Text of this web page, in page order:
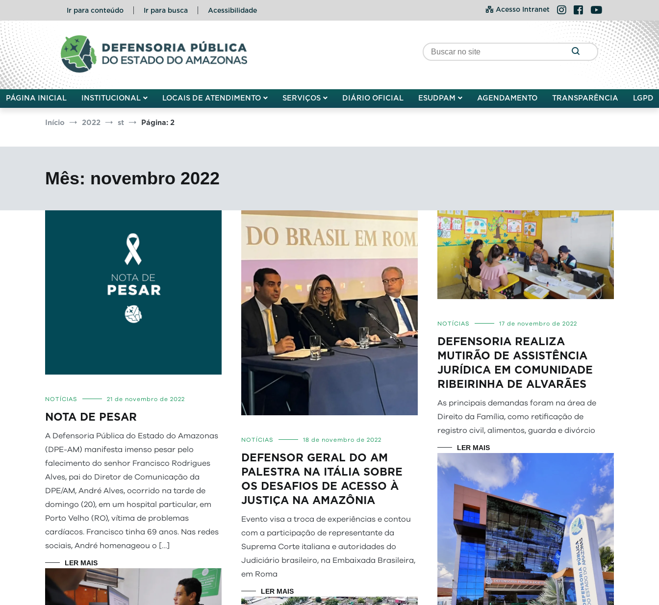
o
conteúdo
Ir para conteúdo Ir para busca Acessibilidade Acesso Intranet Instagram
FacebookYouTube
Defensoria Pública do Estado do Amazonas
PÁGINA INICIAL INSTITUCIONAL LOCAIS DE ATENDIMENTO SERVIÇOS DIÁRIO OFICIAL ESUDPAM AGENDAMENTO TRANSPARÊNCIA LGPD
Início 2022 st Página: 2
Mês: novembro 2022
NOTÍCIAS 21 de novembro de 2022
NOTA DE PESAR
A Defensoria Pública do Estado do Amazonas
(DPE-AM) manifesta imenso pesar pelo
falecimento do senhor Francisco Rodrigues
Alves, pai do Diretor de Comunicação da
DPE/AM, André Alves, ocorrido na tarde de
domingo (20), em um hospital particular, em
Porto Velho (RO), vítima de problemas
cardíacos. Francisco tinha 69 anos. Nas redes
sociais, André homenageou o […]
LER MAIS
NOTÍCIAS 18 de novembro de 2022
DEFENSOR GERAL DO AM
PALESTRA NA ITÁLIA SOBRE
OS DESAFIOS DE ACESSO À
JUSTIÇA NA AMAZÔNIA
Evento visa a troca de experiências e contou
com a participação de representante da
Suprema Corte italiana e autoridades do
Judiciário brasileiro, na Embaixada Brasileira,
em Roma
LER MAIS
NOTÍCIAS 17 de novembro de 2022
DEFENSORIA REALIZA
MUTIRÃO DE ASSISTÊNCIA
JURÍDICA EM COMUNIDADE
RIBEIRINHA DE ALVARÃES
As principais demandas foram na área de
Direito da Família, como retificação de
registro civil, alimentos, guarda e divórcio
LER MAIS